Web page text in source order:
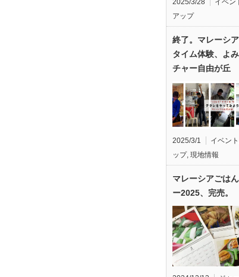
アップ
終了。マレーシ
タイム体験、よ
チャー自由が丘
2025/3/1 イベント
ップ, 現地情報
マレーシアごは
ー2025、完売。